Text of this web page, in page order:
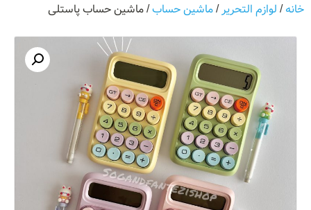
خانه/ لوازم التحریر/ماشین حساب/ ماشین حساب پاستلی